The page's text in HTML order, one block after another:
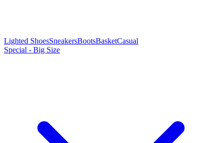
Lighted ShoesSneakersBootsBasketCasual
Special - Big Size